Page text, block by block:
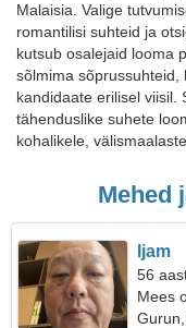
Malaisia. Valige
romantilisi suhteid ja
kutsub osalejaid looma
sõlmima sõprussuhteid,
kandidaate erilisel viisil.
tähenduslike suhete
kohalikele,
Mehed
Ijam
56
Mees